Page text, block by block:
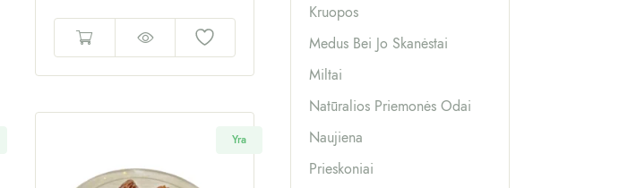
Yra
Kruopos
Medus Bei Jo Skanėstai
Miltai
Natūralios Priemonės Odai
Naujiena
Prieskoniai